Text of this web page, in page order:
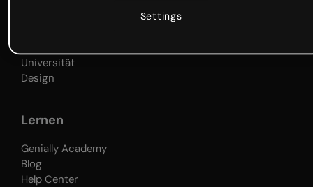
Universität
Design
Lernen
Genially Academy
Blog
Help Center
Settings